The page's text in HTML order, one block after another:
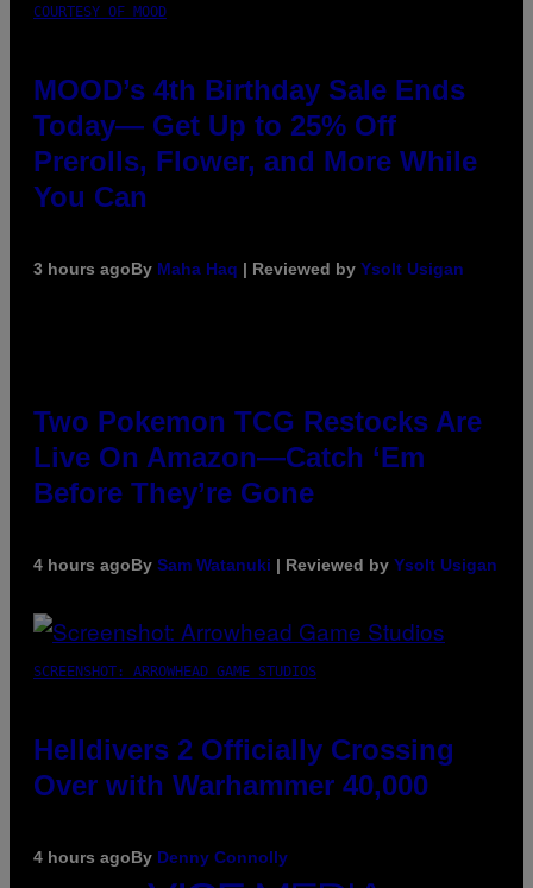
COURTESY OF MOOD
MOOD’s 4th Birthday Sale Ends
Today— Get Up to 25% Off
Prerolls, Flower, and More While
You Can
3 hours agoBy Maha Haq | Reviewed by Ysolt Usigan
Two Pokemon TCG Restocks Are
Live On Amazon—Catch ‘Em
Before They’re Gone
4 hours agoBy Sam Watanuki | Reviewed by Ysolt Usigan
SCREENSHOT: ARROWHEAD GAME STUDIOS
Helldivers 2 Officially Crossing
Over with Warhammer 40,000
4 hours agoBy Denny Connolly